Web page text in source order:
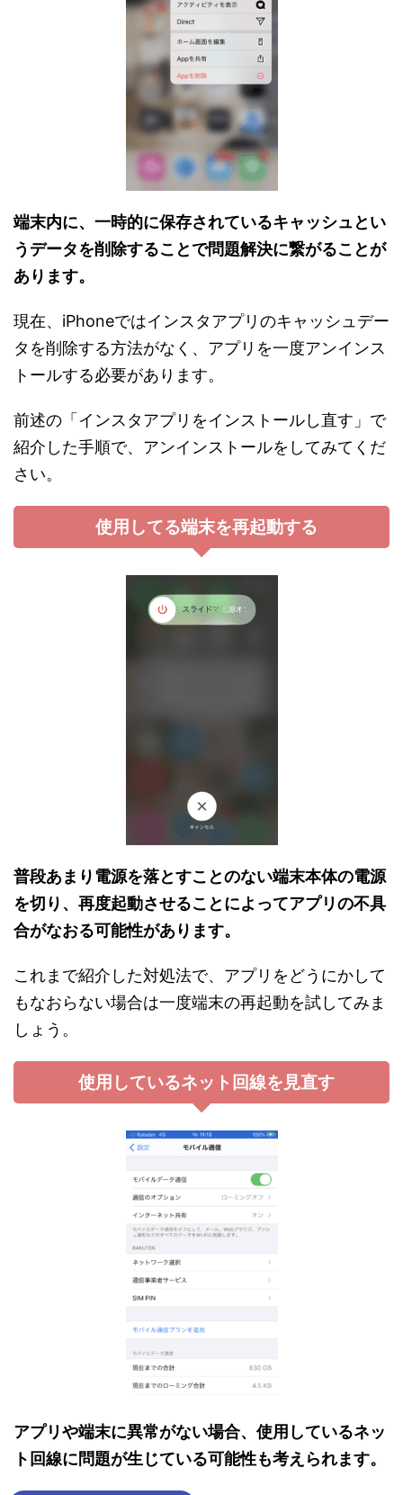
端末内に、一時的に保存されているキャッシュとい
うデータを削除することで問題解決に繋がることが
あります。
現在、iPhoneではインスタアプリのキャッシュデー
タを削除する方法がなく、アプリを一度アンインス
トールする必要があります。
前述の「インスタアプリをインストールし直す」で
紹介した手順で、アンインストールをしてみてくだ
さい。
使用してる端末を再起動する
普段あまり電源を落とすことのない端末本体の電源
を切り、再度起動させることによってアプリの不具
合がなおる可能性があります。
これまで紹介した対処法で、アプリをどうにかして
もなおらない場合は一度端末の再起動を試してみま
しょう。
使用しているネット回線を見直す
アプリや端末に異常がない場合、 使用しているネッ
ト回線に問題が生じている可能性も考えられます。